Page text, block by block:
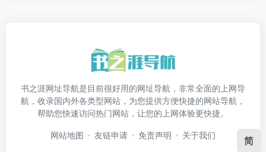
书之涯网址导航是目前很好用的网址导航，非常全面的上网导
航，收录国内外各类型网站，为您提供方便快捷的网站导航，
帮助您快速访问热门网站，让您的上网体验更快捷。
网站地图 友链申请 免责声明 关于我们 简